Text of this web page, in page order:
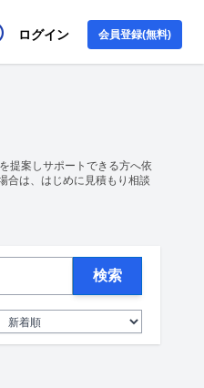
ログイン 会員登録(無料)
提案しサポートできる方へ依
合は、はじめに見積もり相談
検索